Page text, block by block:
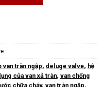
van tràn ngập, deluge valve, hệ
của van xả tràn, van chống
chữa cháy, van tràn ngập,